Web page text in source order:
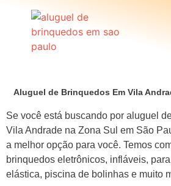
Aluguel de Brinquedos Em Vila
Se você está buscando por aluguel
Vila Andrade na Zona Sul em São
a melhor opção para você. Temos
brinquedos eletrônicos, infláveis,
elástica, piscina de bolinhas e muito